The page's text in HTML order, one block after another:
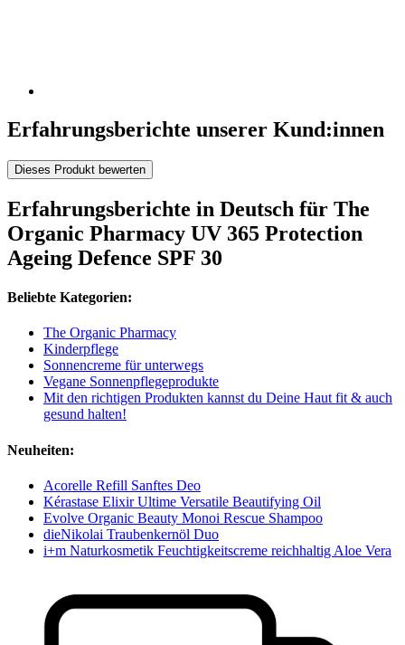
Erfahrungsberichte unserer Kund:innen
Dieses Produkt bewerten
Erfahrungsberichte in Deutsch für The
Organic Pharmacy UV 365 Protection
Ageing Defence SPF 30
Beliebte Kategorien:
The Organic Pharmacy
Kinderpflege
Sonnencreme für unterwegs
Vegane Sonnenpflegeprodukte
Mit den richtigen Produkten kannst du Deine Haut fit & auch
gesund halten!
Neuheiten:
Acorelle Refill Sanftes Deo
Kérastase Elixir Ultime Versatile Beautifying Oil
Evolve Organic Beauty Monoi Rescue Shampoo
dieNikolai Traubenkernöl Duo
i+m Naturkosmetik Feuchtigkeitscreme reichhaltig Aloe Vera